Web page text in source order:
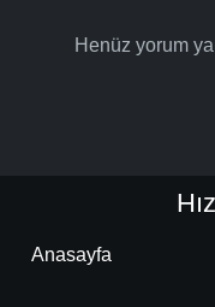
Henüz yorum
Anasayfa